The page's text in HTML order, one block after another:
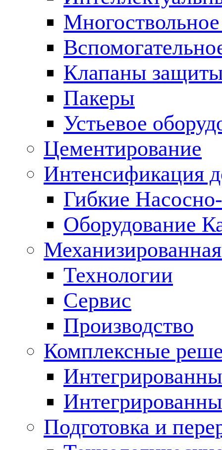
Клапаны
Пакеры
Устьевое
Цементирование
Интенсификация
Гибкие
Оборудование
Технологии
Сервис
Производство
Комплексные
Подготовка и